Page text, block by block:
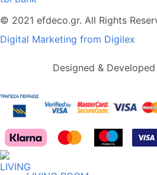
© 2021 efdeco.gr. All Rights
Digital Marketing from Digilex
Designed &